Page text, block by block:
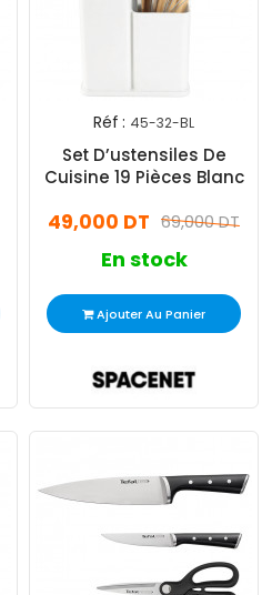
Réf : 45-32-BL
Set D’ustensiles De
Cuisine 19 Pièces Blanc
69,000 DT
49,000 DT
En stock
Ajouter Au Panier